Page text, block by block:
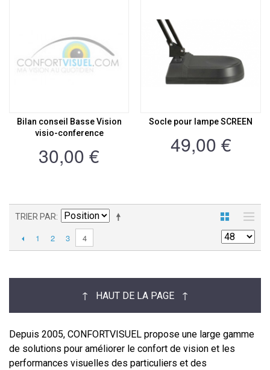
Bilan conseil Basse Vision
visio-conference
30,00 €
Socle pour lampe SCREEN
49,00 €
TRIER PAR
1 2 3 4
↑ HAUT DE LA PAGE ↑
Depuis 2005, CONFORTVISUEL propose une large gamme
de solutions pour améliorer le confort de vision et les
performances visuelles des particuliers et des